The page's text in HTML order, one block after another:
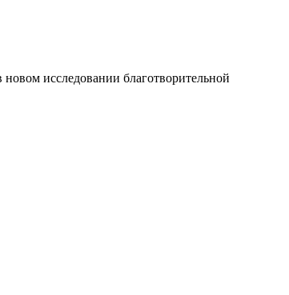
новом исследовании благотворительной